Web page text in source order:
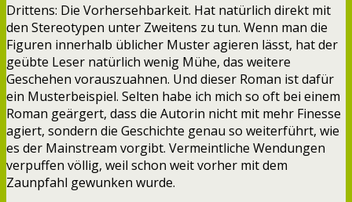
Drittens: Die Vorhersehbarkeit. Hat natürlich direkt mit
den Stereotypen unter Zweitens zu tun. Wenn man die
Figuren innerhalb üblicher Muster agieren lässt, hat der
geübte Leser natürlich wenig Mühe, das weitere
Geschehen vorauszuahnen. Und dieser Roman ist dafür
ein Musterbeispiel. Selten habe ich mich so oft bei einem
Roman geärgert, dass die Autorin nicht mit mehr Finesse
agiert, sondern die Geschichte genau so weiterführt, wie
es der Mainstream vorgibt. Vermeintliche Wendungen
verpuffen völlig, weil schon weit vorher mit dem
Zaunpfahl gewunken wurde.